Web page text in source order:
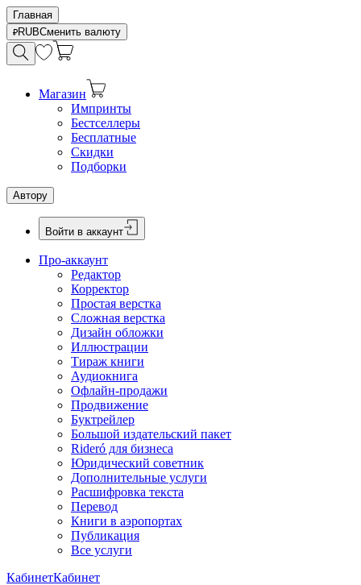
Главная
RUBСменить валюту
Магазин
Импринты
Бестселлеры
Бесплатные
Скидки
Подборки
Автору
Войти в аккаунт
Про-аккаунт
Редактор
Корректор
Простая верстка
Сложная верстка
Дизайн обложки
Иллюстрации
Тираж книги
Аудиокнига
Офлайн-продажи
Продвижение
Буктрейлер
Большой издательский пакет
Rideró для бизнеса
Юридический советник
Дополнительные услуги
Расшифровка текста
Перевод
Книги в аэропортах
Публикация
Все услуги
КабинетКабинет